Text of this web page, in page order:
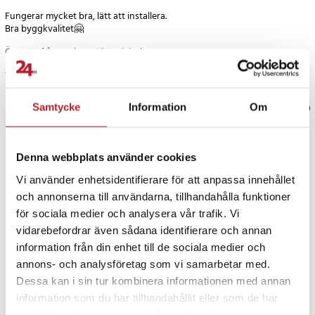
Samtycke Information Om
Denna webbplats använder cookies
Vi använder enhetsidentifierare för att anpassa innehållet
och annonserna till användarna, tillhandahålla funktioner
för sociala medier och analysera vår trafik. Vi
vidarebefordrar även sådana identifierare och annan
information från din enhet till de sociala medier och
annons- och analysföretag som vi samarbetar med.
Dessa kan i sin tur kombinera informationen med annan
information som du har tillhandahållit eller som de har
kommunikation mellan enheterna, och den kompakta designen gör
den enkel att montera i alla typer av utrymmen.
Specifikation
- Modell: XS01-M
- Strömförsörjning: Utbytbart 3 V CR123A litiumbatteri
- Batteriets livslängd: 5 år
- Typ av sensor: Fotoelektrisk
- Säkerhetsstandard: EN 14604:2005+AC:2008
- Driftstemperatur: 4,4–37,8 °C
- Luftfuktighet vid drift: ≤ 85 % relativ luftfuktighet (icke-
kondenserande)
- Ljudnivå: ≥ 85 dB vid 3 m
- Tystnadsläge: Cirka 9 minuter
- Frekvens: 868 MHz
- Max antal sammankopplade enheter: 24 (kompatibel med X-
Fungerar mycket bra, lätt att installera.
Bra byggkvalitet🤗
Översatt från norska
Visa original
4 månader sedan
Verified by Trustvoice
UTFÖRSÄLJNING
Fortsätt att fynda